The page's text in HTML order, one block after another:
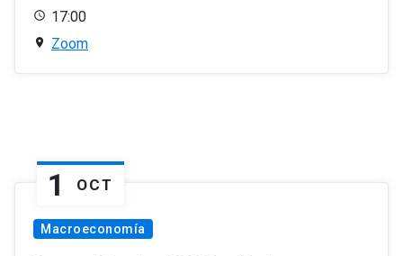
17:00
Zoom
1 OCT
Macroeconomía